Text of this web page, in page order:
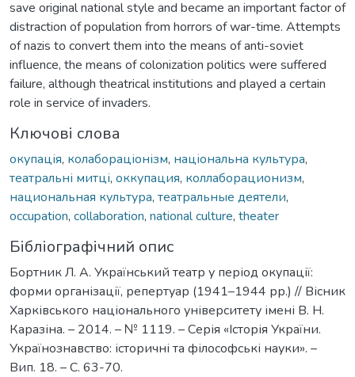
save original national style and became an important factor of
distraction of population from horrors of war-time. Attempts
of nazis to convert them into the means of anti-soviet
influence, the means of colonization politics were suffered
failure, although theatrical institutions and played a certain
role in service of invaders.
Ключові слова
окупація, колабораціонізм, національна культура,
театральні митці, оккупация, коллаборационизм,
национальная культура, театральные деятели,
occupation, collaboration, national culture, theater
Бібліографічний опис
Бортник Л. А. Український театр у період окупації:
форми організації, репертуар (1941–1944 рр.) // Вісник
Харківського національного університету імені В. Н.
Каразіна. – 2014. – № 1119. – Серія «Історія України.
Українознавство: історичні та філософські науки». –
Вип. 18. – С. 63-70.